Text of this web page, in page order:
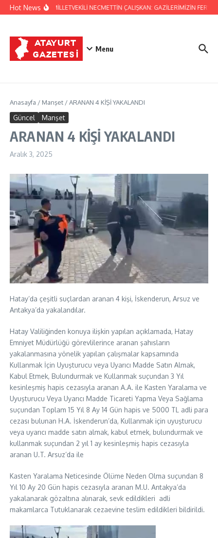
İçeriğe atla
Hot NewsHATAY MİLLETVEKİLİ NECMETTİN ÇALIŞKAN: GAZİLERİMİZİN
Menu
Anasayfa / Manşet /ARANAN 4 KİŞİ YAKALANDI
Güncel Manşet
ARANAN 4 KİŞİ YAKALANDI
Aralık 3, 2025
Hatay’da çeşitli suçlardan aranan 4 kişi, İskenderun, Arsuz ve
Antakya’da yakalandılar.
Hatay Valiliğinden konuya ilişkin yapılan açıklamada, Hatay
Emniyet Müdürlüğü görevlilerince aranan şahısların
yakalanmasına yönelik yapılan çalışmalar kapsamında
Kullanmak İçin Uyuşturucu veya Uyarıcı Madde Satın Almak,
Kabul Etmek, Bulundurmak ve Kullanmak suçundan 3 Yıl
kesinleşmiş hapis cezasıyla aranan A.A. ile Kasten Yaralama ve
Uyuşturucu Veya Uyarıcı Madde Ticareti Yapma Veya Sağlama
suçundan Toplam 15 Yıl 8 Ay 14 Gün hapis ve 5000 TL adli para
cezası bulunan H.A. İskenderun’da, Kullanmak için uyuşturucu
veya uyarıcı madde satın almak, kabul etmek, bulundurmak ve
kullanmak suçundan 2 yıl 1 ay kesinleşmiş hapis cezasıyla
aranan U.T. Arsuz’da ile
Kasten Yaralama Neticesinde Ölüme Neden Olma suçundan 8
Yıl 10 Ay 20 Gün hapis cezasıyla aranan M.U. Antakya’da
yakalanarak gözaltına alınarak, sevk edildikleri adli
makamlarca Tutuklanarak cezaevine teslim edildikleri bildirildi.